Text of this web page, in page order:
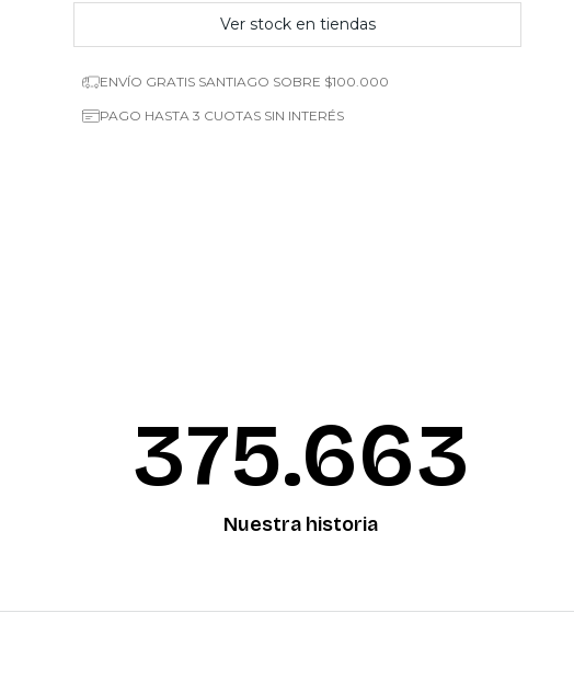
Ver stock en tiendas
ENVÍO GRATIS SANTIAGO SOBRE $100.000
PAGO HASTA 3 CUOTAS SIN INTERÉS
376.090
Nuestra historia